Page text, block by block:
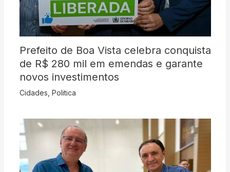
Prefeito de Boa Vista celebra conquista
de R$ 280 mil em emendas e garante
novos investimentos
Cidades, Politica